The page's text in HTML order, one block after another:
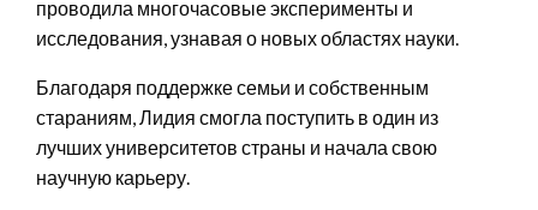
проводила многочасовые эксперименты и
исследования, узнавая о новых областях науки.
Благодаря поддержке семьи и собственным
стараниям, Лидия смогла поступить в один из
лучших университетов страны и начала свою
научную карьеру.